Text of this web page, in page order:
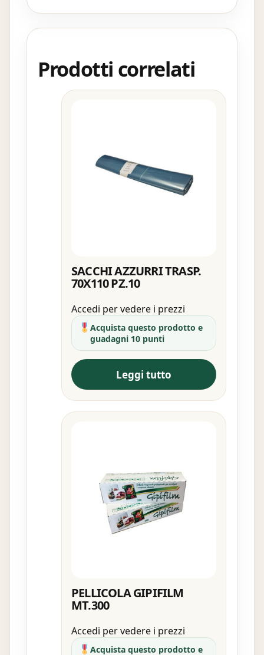
Prodotti correlati
SACCHI AZZURRI TRASP.
70X110 PZ.10
Accedi per vedere i prezzi
Acquista questo prodotto e
guadagni 10 punti
Leggi tutto
PELLICOLA GIPIFILM
MT.300
Accedi per vedere i prezzi
Acquista questo prodotto e